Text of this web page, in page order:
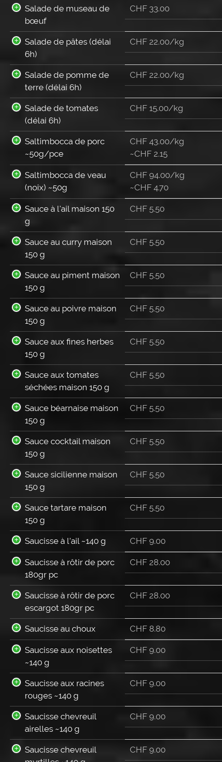
Salade de museau de
bœuf
CHF 33.00
Salade de pâtes (délai
6h)
CHF 22.00/kg
Salade de pomme de
terre (délai 6h)
CHF 22.00/kg
Salade de tomates
(délai 6h)
CHF 15.00/kg
Saltimbocca de porc
~50g/pce
CHF 43.00/kg
~CHF 2.15
Saltimbocca de veau
(noix) ~50g
CHF 94.00/kg
~CHF 4.70
Sauce à l'ail maison 150
g
CHF 5.50
Sauce au curry maison
150 g
CHF 5.50
Sauce au piment maison
150 g
CHF 5.50
Sauce au poivre maison
150 g
CHF 5.50
Sauce aux fines herbes
150 g
CHF 5.50
Sauce aux tomates
séchées maison 150 g
CHF 5.50
Sauce béarnaise maison
150 g
CHF 5.50
Sauce cocktail maison
150 g
CHF 5.50
Sauce sicilienne maison
150 g
CHF 5.50
Sauce tartare maison
150 g
CHF 5.50
Saucisse à l’ail ~140 g CHF 9.00
Saucisse à rôtir de porc
180gr pc
CHF 28.00
Saucisse à rôtir de porc
escargot 180gr pc
CHF 28.00
Saucisse au choux CHF 8.80
Saucisse aux noisettes
~140 g
CHF 9.00
Saucisse aux racines
rouges ~140 g
CHF 9.00
Saucisse chevreuil
airelles ~140 g
CHF 9.00
Saucisse chevreuil
CHF 9.00